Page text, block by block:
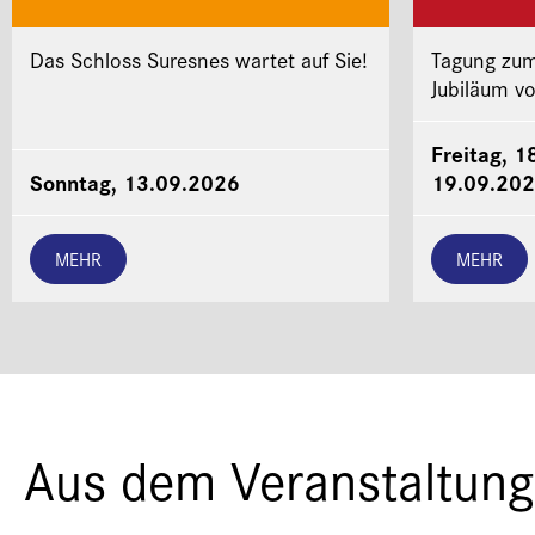
Das Schloss Suresnes wartet auf Sie!
Sonntag, 13.09.2026
MEHR
Tagung
Jubiläum
Freitag,
MEHR
Aus dem